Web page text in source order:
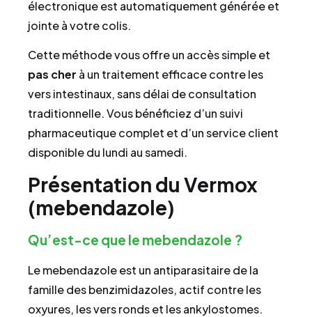
électronique est automatiquement générée et
jointe à votre colis.
Cette méthode vous offre un accès simple et
pas cher à un traitement efficace contre les
vers intestinaux, sans délai de consultation
traditionnelle. Vous bénéficiez d’un suivi
pharmaceutique complet et d’un service client
disponible du lundi au samedi.
Présentation du Vermox
(mebendazole)
Qu’est-ce que le mebendazole ?
Le mebendazole est un antiparasitaire de la
famille des benzimidazoles, actif contre les
oxyures, les vers ronds et les ankylostomes.